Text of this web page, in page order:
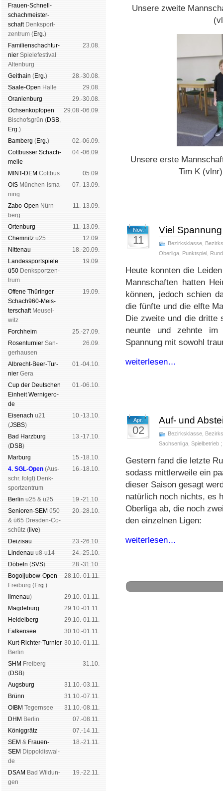
Frauen-Schnell­
schach­meis­ter­
schaftDenk­sport­
zen­trum (Erg.)
Familien­schach­tur­
nier Spiele­fes­ti­val
Al­ten­burg
23.08.
Geit­hain (Erg.)
28.-30.08.
Saale-Open Halle
29.08.
Oranien­burg
29.-30.08.
Och­sen­kopf­open
Bischofs­grün (DSB,
Erg.)
29.08.-06.09.
Bam­berg (Erg.)
02.-06.09.
Cott­busser Schach­
meile
04.-06.09.
MINT-DEM Cott­bus
05.09.
OIS Mün­chen-Is­ma­
ning
07.-13.09.
Zabo-Open Nürn­
berg
11.-13.09.
Orten­burg
11.-13.09.
Chem­nitz u25
12.09.
Nitte­nau
18.-20.09.
Landes­sport­spiele
ü50 Denk­sport­zen­
trum
19.09.
Offene Thü­rin­ger
Schach960-Meis­
ter­schaftMeu­sel­
witz
19.09.
Forch­heim
25.-27.09.
Rosen­tur­nier San­
ger­hau­sen
26.09.
Albrecht-Beer-Tur­
nier Ge­ra
01.-04.10.
Cup der Deut­schen
Ein­heit Wer­ni­ge­ro­
de
01.-06.10.
Eise­nach u21
(JSBS)
10.-13.10.
Bad Harz­burg
(DSB)
13.-17.10.
Mar­burg
15.-18.10.
4. SGL-Open (Aus­
schr. folgt) Denk­
sport­zen­trum
16.-18.10.
Ber­lin u25 & ü25
19.-21.10.
Senioren-SEM ü50
& ü65 Dres­den-Co­
schütz ( live)
20.-28.10.
Dei­zi­sau
23.-26.10.
Lin­de­nau u8-u14
24.-25.10.
Dö­beln (SVS)
28.-31.10.
Bogoljubow-Open
Frei­burg (Erg.)
28.10.-01.11.
Il­me­nau)
29.10.-01.11.
Mag­de­burg
29.10.-01.11.
Hei­del­berg
29.10.-01.11.
Fal­ken­see
30.10.-01.11.
Kurt-Rich­ter-Tur­nier
Ber­lin
30.10.-01.11.
SHM Frei­berg
(DSB)
31.10.
Augs­burg
31.10.-03.11.
Brünn
31.10.-07.11.
OIBM Tegern­see
31.10.-08.11.
DHM Ber­lin
07.-08.11.
König­grätz
07.-14.11.
SEM & Frauen-
SEM Dip­pol­dis­wal­
de
18.-21.11.
DSAM Bad Wil­dun­
gen
19.-22.11.
Unsere zweite
Unsere erste
Tim K
Nov.
11
Viel
Bezirksklasse
Oberliga Punktspiel
Heute konnten die
Mannschaften hatten
können, jedoch schien
die fünfte und die elfte
Die zweite und die dritte
neunte und zehnte im
Spannung mit sowohl
weiterlesen…
Apr.
02
Auf- und
Bezirksklasse
Sachsenliga Spielbetrieb ;
Gestern fand die letzte
sodass mittlerweile ein
dieser Saison gesagt
natürlich noch nichts, es
Oberliga ab, die noch
den einzelnen Ligen:
weiterlesen…